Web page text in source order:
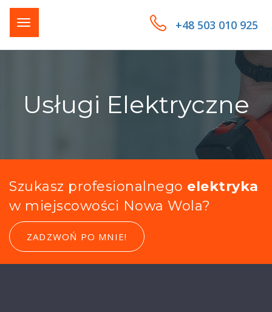
+48 503 010 925
Usługi Elektryczne
Szukasz profesionalnego elektryka
w miejscowości Nowa Wola?
ZADZWOŃ PO MNIE!